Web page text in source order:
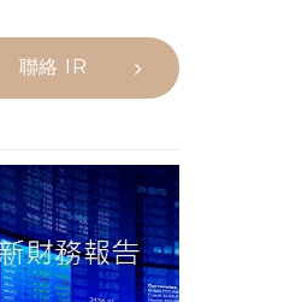
聯絡 IR